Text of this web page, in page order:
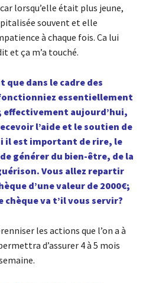
lorsqu’elle était plus jeune,
souvent et elle
à chaque fois. Ca lui
et ça m’a touché.
que dans le cadre des
essentiellement
effectivement aujourd’hui,
l’aide et le soutien de
il est important de rire, le
générer du bien-être, de la
Vous allez repartir
d’une valeur de 2000€;
va t’il vous servir?
les actions que l’on a à
d’assurer 4 à 5 mois